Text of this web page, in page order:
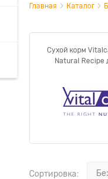
Главная Каталог
Сухой корм
Natural Recipe
Сортировка: